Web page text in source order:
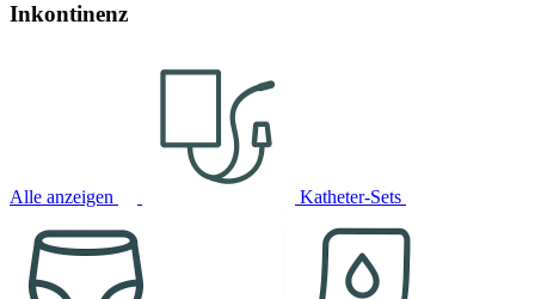
Inkontinenz
Alle anzeigen Katheter-Sets